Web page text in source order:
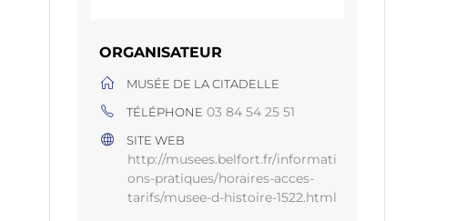
ORGANISATEUR
MUSÉE DE LA CITADELLE
TÉLÉPHONE 03 84 54 25 51
SITE WEB
http://musees.belfort.fr/informati
ons-pratiques/horaires-acces-
tarifs/musee-d-histoire-1522.html